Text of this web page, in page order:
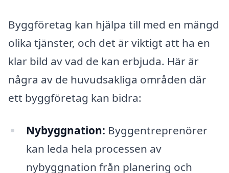
Byggföretag kan hjälpa till med en mängd
olika tjänster, och det är viktigt att ha en
klar bild av vad de kan erbjuda. Här är
några av de huvudsakliga områden där
ett byggföretag kan bidra:
Nybyggnation: Byggentreprenörer
kan leda hela processen av
nybyggnation från planering och